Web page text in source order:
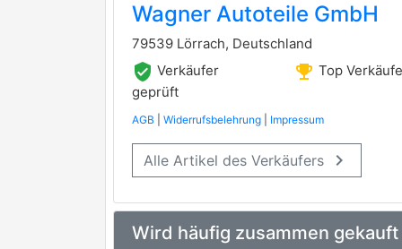
Wagner Autoteile GmbH
79539 Lörrach, Deutschland
verified_user Verkäufer
geprüft
emoji_events Top
AGB Widerrufsbelehrung Impressum
Alle Artikel des Verkäufers keyboard_arrow_right
Wird häufig zusammen gekauft